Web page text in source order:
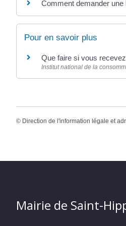
Comment demander
Pour en savoir plus
Que faire si vous
Institut national de la
© Direction de l'information légale et
Mairie de Saint-